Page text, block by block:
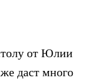
от Юлии
даст много